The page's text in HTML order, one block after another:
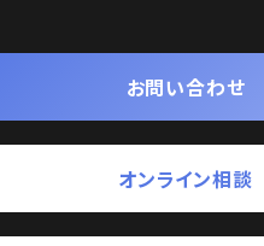
お問い合わせ
オンライン相談